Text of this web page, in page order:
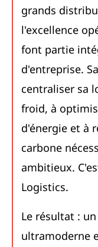
grands
l'excellence
font partie
d'entreprise.
centraliser sa
froid, à
d'énergie et à
carbone
ambitieux.
Logistics.
Le résultat :
ultramoderne